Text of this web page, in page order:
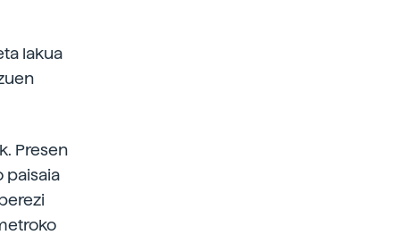
lakua
Presen
paisaia